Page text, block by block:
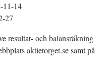
11-14
27
resultat- och balansräkning
aktietorget.se samt på